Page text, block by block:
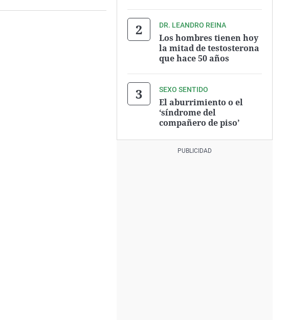
DR. LEANDRO REINA
Los hombres tienen hoy
la mitad de testosterona
que hace 50 años
SEXO SENTIDO
El aburrimiento o el
‘síndrome del
compañero de piso’